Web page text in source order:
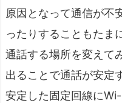
原因となって通信が不
ったりすることもたま
通話する場所を変えて
出ることで通話が安定
安定した固定回線に